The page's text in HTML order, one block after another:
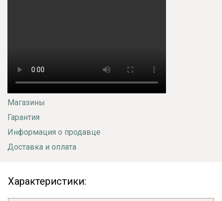
Магазины
Гарантия
Информация о продавце
Доставка и оплата
Характеристики: